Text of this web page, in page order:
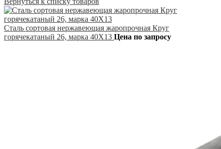
Сталь сортовая нержавеющая жаропрочная Круг
горячекатаный 26, марка 40Х13 Цена по запросу